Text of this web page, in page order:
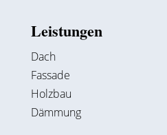
Leistungen
Dach
Fassade
Holzbau
Dämmung